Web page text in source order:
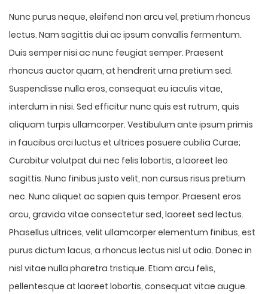
Nunc purus neque, eleifend non arcu vel, pretium rhoncus
lectus. Nam sagittis dui ac ipsum convallis fermentum.
Duis semper nisi ac nunc feugiat semper. Praesent
rhoncus auctor quam, at hendrerit urna pretium sed.
Suspendisse nulla eros, consequat eu iaculis vitae,
interdum in nisi. Sed efficitur nunc quis est rutrum, quis
aliquam turpis ullamcorper. Vestibulum ante ipsum primis
in faucibus orci luctus et ultrices posuere cubilia Curae;
Curabitur volutpat dui nec felis lobortis, a laoreet leo
sagittis. Nunc finibus justo velit, non cursus risus pretium
nec. Nunc aliquet ac sapien quis tempor. Praesent eros
arcu, gravida vitae consectetur sed, laoreet sed lectus.
Phasellus ultrices, velit ullamcorper elementum finibus, est
purus dictum lacus, a rhoncus lectus nisl ut odio. Donec in
nisl vitae nulla pharetra tristique. Etiam arcu felis,
pellentesque at laoreet lobortis, consequat vitae augue.